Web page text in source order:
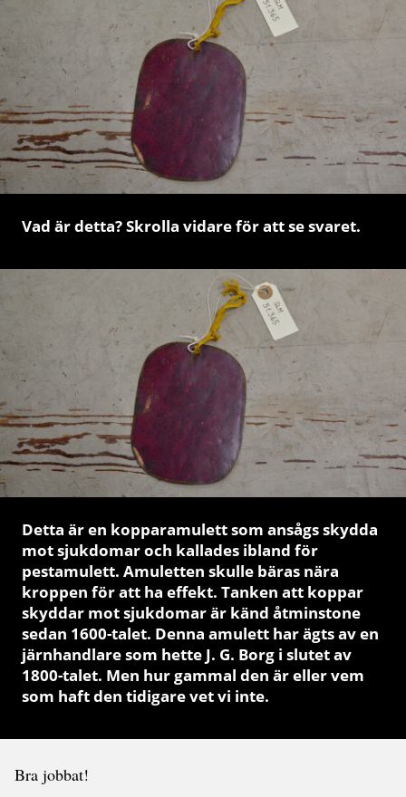
Vad är detta? Skrolla vidare för att se svaret.
Detta är en kopparamulettsom ansågs skydda
mot sjukdomar och kallades ibland för
pestamulett. Amuletten skulle bäras nära
kroppen för att ha effekt. Tanken att koppar
skyddar mot sjukdomar är känd åtminstone
sedan 1600-talet. Denna amulett har ägts av en
järnhandlare som hette J. G. Borg i slutet av
1800-talet. Men hur gammal den är eller vem
som haft den tidigare vet vi inte.
Bra jobbat!